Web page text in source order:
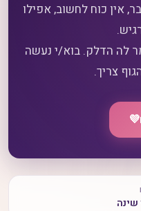
אין כוח לחשוב, אפילו
לה הדלק. בוא/י נעשה
צריך.
💜
שינה